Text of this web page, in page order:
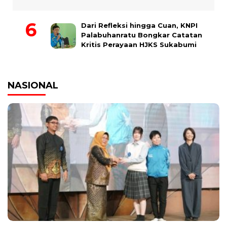
Dari Refleksi hingga Cuan, KNPI
Palabuhanratu Bongkar Catatan
Kritis Perayaan HJKS Sukabumi
NASIONAL